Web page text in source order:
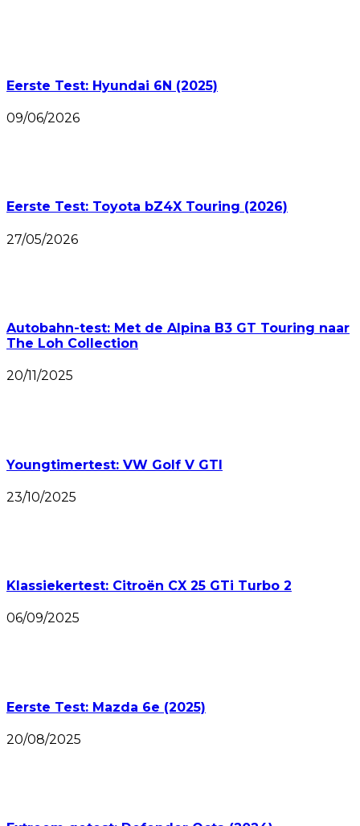
Eerste Test: Hyundai 6N (2025)
09/06/2026
Eerste Test: Toyota bZ4X Touring (2026)
27/05/2026
Autobahn-test: Met de Alpina B3 GT Touring naar
The Loh Collection
20/11/2025
Youngtimertest: VW Golf V GTI
23/10/2025
Klassiekertest: Citroën CX 25 GTi Turbo 2
06/09/2025
Eerste Test: Mazda 6e (2025)
20/08/2025